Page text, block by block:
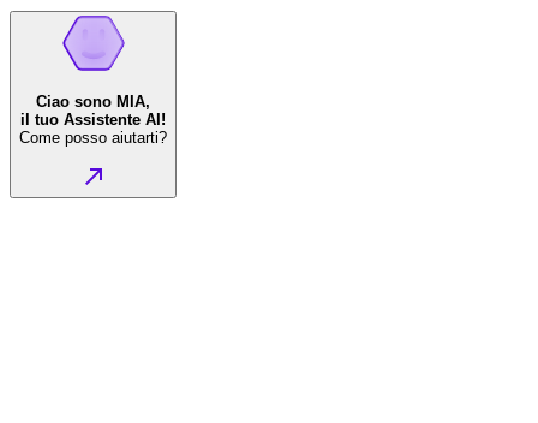
Ciao sono MIA,
il tuo Assistente AI!
Come posso aiutarti?